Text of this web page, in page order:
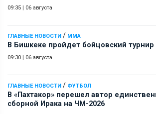
09:35 | 06 августа
ГЛАВНЫЕ НОВОСТИ / ММА
В Бишкеке пройдет бойцовский турнир
09:30 | 06 августа
ГЛАВНЫЕ НОВОСТИ / ФУТБОЛ
В «Пахтакор» перешел автор
сборной Ирака на ЧМ-2026